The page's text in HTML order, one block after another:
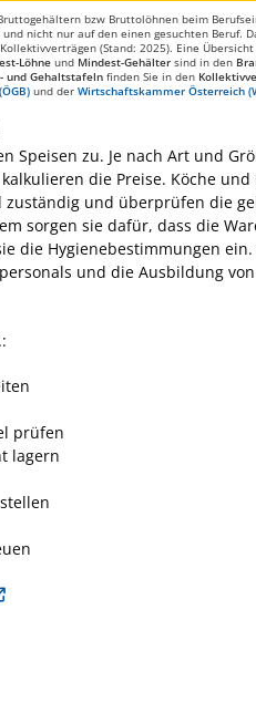
bzw Bruttolöhnen beim
nicht nur auf den einen gesuchten Beruf.
(Stand: 2025). Eine
Löhne und Mindest-Gehälter sind in den
und Gehaltstafeln finden Sie in den
und der Wirtschaftskammer Österreich
Speisen zu. Je nach Art und
die Preise. Köche
zuständig und überprüfen die
sorgen sie dafür, dass die
die Hygienebestimmungen
und die Ausbildung
prüfen
lagern